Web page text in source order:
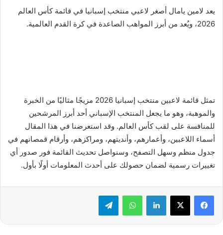
يعد لامين يامال أصغر لاعبي منتخب إسبانيا في قائمة كأس العالم
2026، ويُعد من أبرز المواهب الصاعدة في كرة القدم العالمية.
تمثل قائمة لاعبين منتخب إسبانيا 2026 مزيجًا مثاليًا من الخبرة
والموهبة، وهو ما يجعل المنتخب الإسباني أحد أبرز المرشحين
للمنافسة على لقب كأس العالم. وقد استعرضنا في هذا المقال
أسماء اللاعبين، وأعمارهم، وأنديتهم، ومراكزهم، وأرقام قمصانهم في
جدول منظم وسهل التصفح، وسنواصل تحديث القائمة فور صدور أي
تغييرات رسمية لضمان حصولك على أحدث المعلومات أولًا بأول.
لينكدإن واتساب تيلقرام